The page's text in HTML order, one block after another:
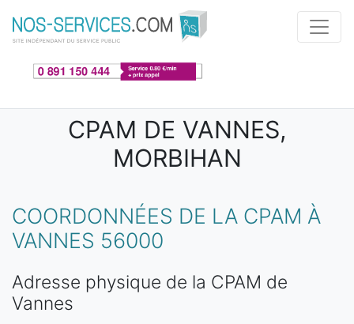
Aller au contenu principal
CPAM DE VANNES,
MORBIHAN
COORDONNÉES DE LA CPAM À
VANNES 56000
Adresse physique de la CPAM de
Vannes